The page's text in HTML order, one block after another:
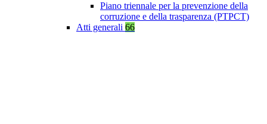
Piano triennale per la prevenzione della
corruzione e della trasparenza (PTPCT)
Atti generali 66